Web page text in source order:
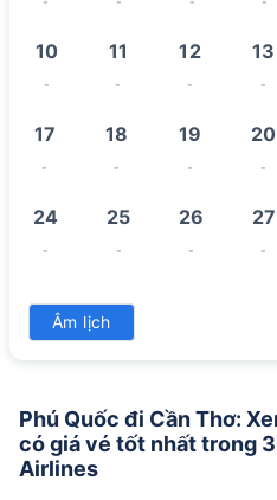
10
-
11
-
12
-
13
-
17
-
18
-
19
-
20
-
24
-
25
-
26
-
27
-
31
Âm lịch
Phú Quốc đi Cần Thơ:
có giá vé tốt nhất trong
Airlines